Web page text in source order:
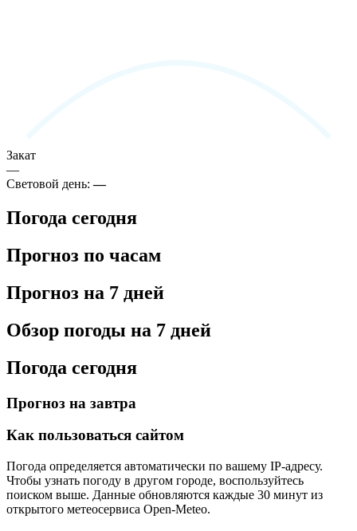
Закат
—
Световой день:—
Погода сегодня
Прогноз по часам
Прогноз на 7 дней
Обзор погоды на 7 дней
Погода сегодня
Прогноз на завтра
Как пользоваться сайтом
Погода определяется автоматически по вашему IP-адресу.
Чтобы узнать погоду в другом городе, воспользуйтесь
поиском выше. Данные обновляются каждые 30 минут из
открытого метеосервиса Open-Meteo.